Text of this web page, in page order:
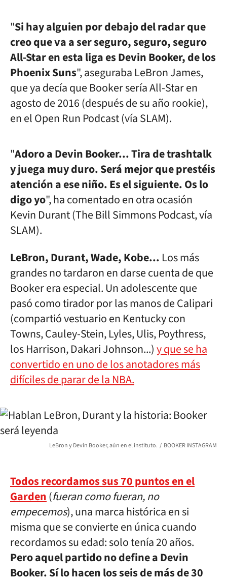
"Si hay alguien por debajo del radar que
creo que va a ser seguro, seguro, seguro
All-Star en esta liga es Devin Booker, de los
Phoenix Suns", aseguraba LeBron James,
que ya decía que Booker sería All-Star en
agosto de 2016 (después de su año rookie),
en el Open Run Podcast (vía SLAM).
"Adoro a Devin Booker... Tira de trashtalk
y juega muy duro. Será mejor que prestéis
atención a ese niño. Es el siguiente. Os lo
digo yo", ha comentado en otra ocasión
Kevin Durant (The Bill Simmons Podcast, vía
SLAM).
LeBron, Durant, Wade, Kobe... Los más
grandes no tardaron en darse cuenta de que
Booker era especial. Un adolescente que
pasó como tirador por las manos de Calipari
(compartió vestuario en Kentucky con
Towns, Cauley-Stein, Lyles, Ulis, Poythress,
los Harrison, Dakari Johnson...)y que se ha
convertido en uno de los anotadores más
difíciles de parar de la NBA.
LeBron y Devin Booker, aún en el instituto. BOOKER INSTAGRAM
Todos recordamos sus 70 puntos en el
Garden(fueran como fueran, no
empecemos), una marca histórica en si
misma que se convierte en única cuando
recordamos su edad: solo tenía 20 años.
Pero aquel partido no define a Devin
Booker. Sí lo hacen los seis de más de 30